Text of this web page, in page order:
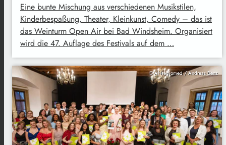
Eine bunte Mischung aus verschiedenen Musikstilen,
Kinderbespaßung, Theater, Kleinkunst, Comedy – das ist
das Weinturm Open Air bei Bad Windsheim. Organisiert
wird die 47. Auflage des Festivals auf dem …
© ANregiomed / Andreas Benz